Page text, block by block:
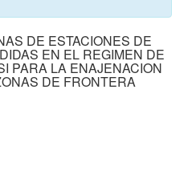
DE ESTACIONES DE
EN EL REGIMEN DE
PARA LA ENAJENACION
DE FRONTERA